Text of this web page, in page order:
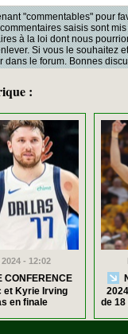
"commentables" pour
saisis sont
à la loi dont nous
Si vous le souhaitez
dans le forum. Bonnes
:
- 12:02
CONFERENCE
et Kyrie Irving
en finale
de